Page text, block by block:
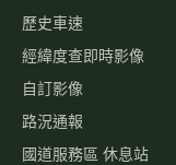
歷史車速
經緯度查即時影像
自訂影像
路況通報
國道服務區 休息站